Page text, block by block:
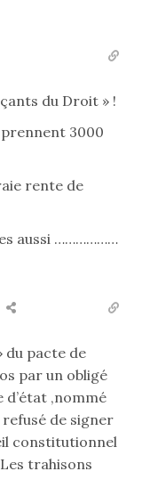
du Droit » !
3000
rente de
aussi ………………
du pacte de
par un obligé
,nommé
refusé de signer
constitutionnel
trahisons